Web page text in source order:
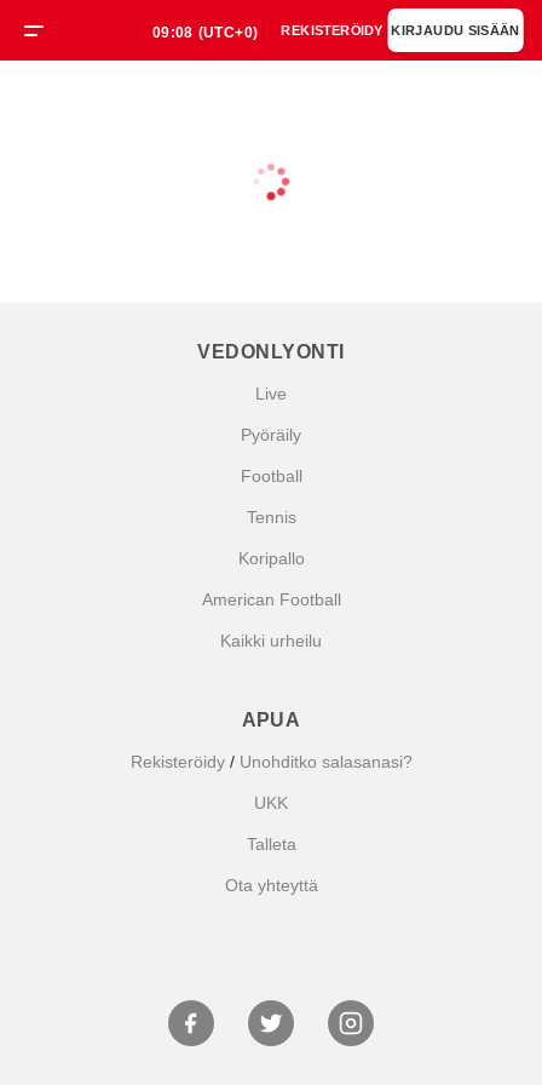
VEDONLYONTI
Live
Pyöräily
Football
Tennis
Koripallo
American Football
Kaikki urheilu
APUA
Rekisteröidy/ Unohditko salasanasi?
UKK
Talleta
Ota yhteyttä
09:08 (UTC+0) REKISTERÖIDY KIRJAUDU SISÄÄN